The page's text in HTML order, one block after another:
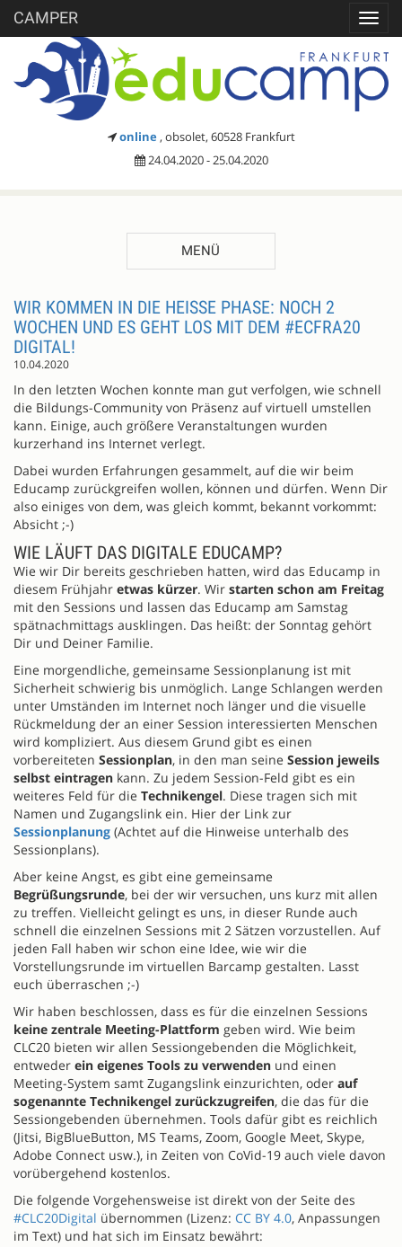
CAMPER
online , obsolet, 60528 Frankfurt
24.04.2020 - 25.04.2020
MENÜ
BLOG-
EINTRÄGE
WIR KOMMEN IN DIE HEISSE PHASE: NOCH 2 W
OCHEN UND ES GEHT LOS MIT DEM #ECFRA20 D
IGITAL!
10.04.2020
In den letzten Wochen konnte man gut verfolgen, wie schnell
die Bildungs-Community von Präsenz auf virtuell umstellen
kann. Einige, auch größere Veranstaltungen wurden
kurzerhand ins Internet verlegt.
Dabei wurden Erfahrungen gesammelt, auf die wir beim
Educamp zurückgreifen wollen, können und dürfen. Wenn Dir
also einiges von dem, was gleich kommt, bekannt vorkommt:
Absicht ;-)
WIE LÄUFT DAS DIGITALE EDUCAMP?
Wie wir Dir bereits geschrieben hatten, wird das Educamp in
diesem Frühjahr etwas kürzer. Wir starten schon am Freitag
mit den Sessions und lassen das Educamp am Samstag
spätnachmittags ausklingen. Das heißt: der Sonntag gehört
Dir und Deiner Familie.
Eine morgendliche, gemeinsame Sessionplanung ist mit
Sicherheit schwierig bis unmöglich. Lange Schlangen werden
unter Umständen im Internet noch länger und die visuelle
Rückmeldung der an einer Session interessierten Menschen
wird kompliziert. Aus diesem Grund gibt es einen
vorbereiteten Sessionplan, in den man seine Session jeweils
selbst eintragen kann. Zu jedem Session-Feld gibt es ein
weiteres Feld für die Technikengel. Diese tragen sich mit
Namen und Zugangslink ein. Hier der Link zur
Sessionplanung (Achtet auf die Hinweise unterhalb des
Sessionplans).
Aber keine Angst, es gibt eine gemeinsame
Begrüßungsrunde, bei der wir versuchen, uns kurz mit allen
zu treffen. Vielleicht gelingt es uns, in dieser Runde auch
schnell die einzelnen Sessions mit 2 Sätzen vorzustellen. Auf
jeden Fall haben wir schon eine Idee, wie wir die
Vorstellungsrunde im virtuellen Barcamp gestalten. Lasst
euch überraschen ;-)
Wir haben beschlossen, dass es für die einzelnen Sessions
keine zentrale Meeting-Plattform geben wird. Wie beim
CLC20 bieten wir allen Sessiongebenden die Möglichkeit,
entweder ein eigenes Tools zu verwenden und einen
Meeting-System samt Zugangslink einzurichten, oder auf
sogenannte Technikengel zurückzugreifen, die das für die
Sessiongebenden übernehmen. Tools dafür gibt es reichlich
(Jitsi, BigBlueButton, MS Teams, Zoom, Google Meet, Skype,
Adobe Connect usw.), in Zeiten von CoVid-19 auch viele davon
vorübergehend kostenlos.
Die folgende Vorgehensweise ist direkt von der Seite des
#CLC20Digital übernommen (Lizenz: CC BY 4.0, Anpassungen
im Text) und hat sich im Einsatz bewährt: